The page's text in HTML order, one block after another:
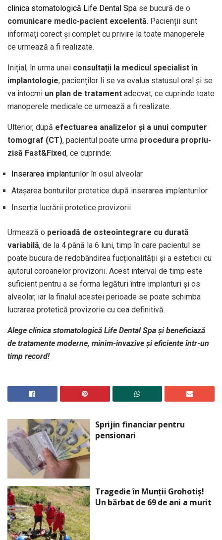
clinica stomatologică Life Dental Spa se bucură de o
comunicare medic-pacient excelentă. Pacienții sunt
informați corect și complet cu privire la toate manoperele
ce urmează a fi realizate.
Inițial, în urma unei consultații la medicul specialist în
implantologie, pacienților li se va evalua statusul oral și se
va întocmi un plan de tratament adecvat, ce cuprinde toate
manoperele medicale ce urmează a fi realizate.
Ulterior, după efectuarea analizelor și a unui computer
tomograf (CT), pacientul poate urma procedura propriu-
zisă Fast&Fixed, ce cuprinde:
Inserarea implanturilor în osul alveolar
Atașarea bonturilor protetice după inserarea implanturilor
Inserția lucrării protetice provizorii
Urmează o perioadă de osteointegrare cu durată
variabilă, de la 4 până la 6 luni, timp în care pacientul se
poate bucura de redobândirea fucționalității și a esteticii cu
ajutorul coroanelor provizorii. Acest interval de timp este
suficient pentru a se forma legături între implanturi și os
alveolar, iar la finalul acestei perioade se poate schimba
lucrarea protetică provizorie cu cea definitivă.
Alege clinica stomatologică Life Dental Spa și beneficiază
de tratamente moderne, minim-invazive și eficiente într-un
timp record!
Sprijin financiar pentru
pensionari
Tragedie în Munții Grohotiș!
Un bărbat de 69 de ani a murit